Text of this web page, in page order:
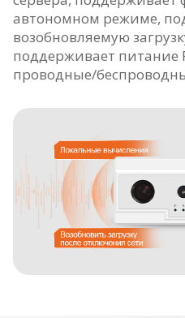
автономном режиме,
возобновляемую
поддерживает питание
проводные/